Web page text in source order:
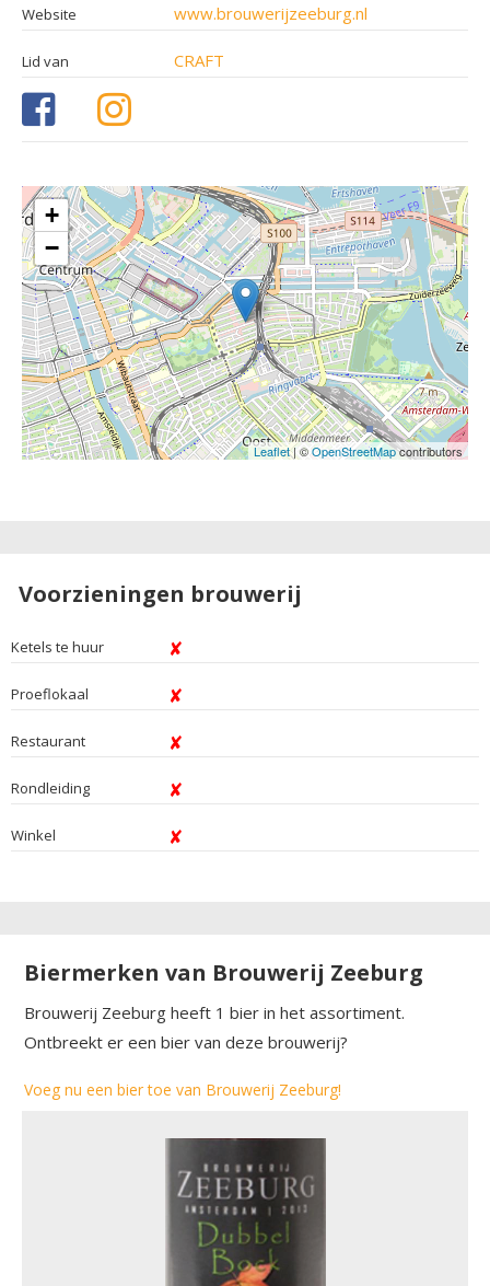
Website www.brouwerijzeeburg.nl
Lid van CRAFT
+
−
Leaflet| ©OpenStreetMapcontributors
Voorzieningen brouwerij
Ketels te huur
Proeflokaal
Restaurant
Rondleiding
Winkel
Biermerken van Brouwerij Zeeburg
Brouwerij Zeeburg heeft 1 bier in het assortiment.
Ontbreekt er een bier van deze brouwerij?
Voeg nu een bier toe van Brouwerij Zeeburg!